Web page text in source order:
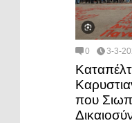
0 3-3-
που